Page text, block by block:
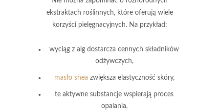
ekstraktach roślinnych, które oferują wiele
korzyści pielęgnacyjnych. Na przykład:
wyciąg z alg dostarcza cennych składników
odżywczych,
masło shea zwiększa elastyczność skóry,
te aktywne substancje wspierają proces
opalania,